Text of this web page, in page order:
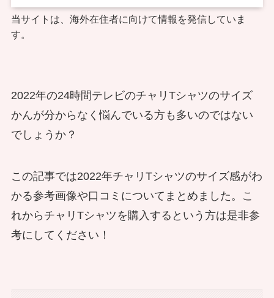
当サイトは、海外在住者に向けて情報を発信していま
す。
2022年の24時間テレビのチャリTシャツのサイズ
かんが分からなく悩んでいる方も多いのではない
でしょうか？
この記事では2022年チャリTシャツのサイズ感がわ
かる参考画像や口コミについてまとめました。こ
れからチャリTシャツを購入するという方は是非参
考にしてください！